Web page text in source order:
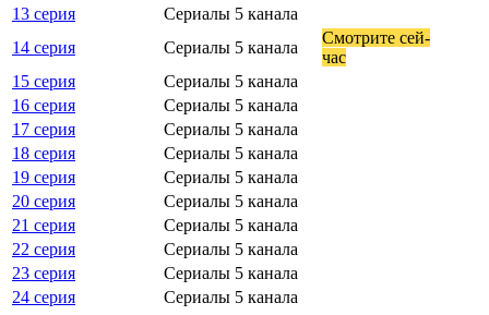
13 серия
Сериалы 5 канала
14 серия
Сериалы 5 канала
Смот­ри­те сей­
час
15 серия
Сериалы 5 канала
16 серия
Сериалы 5 канала
17 серия
Сериалы 5 канала
18 серия
Сериалы 5 канала
19 серия
Сериалы 5 канала
20 серия
Сериалы 5 канала
21 серия
Сериалы 5 канала
22 серия
Сериалы 5 канала
23 серия
Сериалы 5 канала
24 серия
Сериалы 5 канала